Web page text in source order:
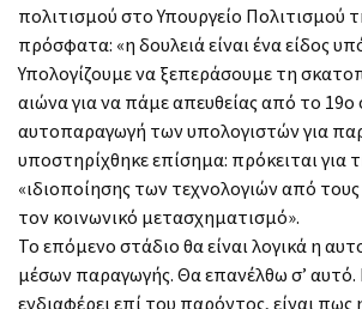
πολιτισμού στο Υπουργείο Πολιτισμού
πρόσφατα: «η δουλειά είναι ένα είδος
Υπολογίζουμε να ξεπεράσουμε τη
αιώνα για να πάμε απευθείας από το 19ο
αυτοπαραγωγή των υπολογιστών για
υποστηρίχθηκε επίσημα: πρόκειται για
«ιδιοποίησης των τεχνολογιών από
τον κοινωνικό μετασχηματισμό».
Το επόμενο στάδιο θα είναι λογικά η
μέσων παραγωγής. Θα επανέλθω σ’ αυτό.
ενδιαφέρει επί του παρόντος, είναι πως